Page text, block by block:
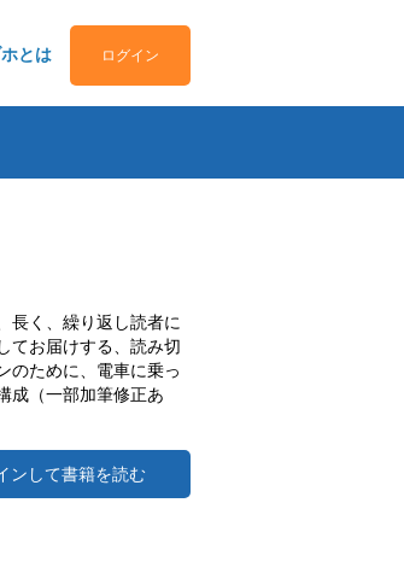
とは ログイン
長く、繰り返し読者に
てお届けする、読み切
のために、電車に乗っ
成（一部加筆修正あ
ンして書籍を読む